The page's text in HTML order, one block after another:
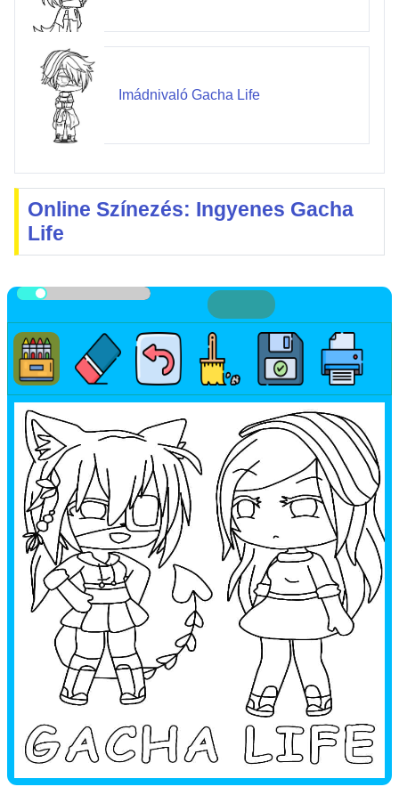
Imádnivaló Gacha Life
Online Színezés: Ingyenes Gacha
Life